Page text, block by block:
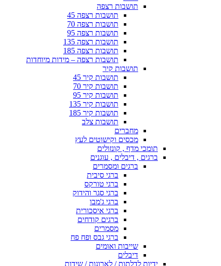
תושבות רצפה
תושבות רצפה 45
תושבות רצפה 70
תושבות רצפה 95
תושבות רצפה 135
תושבות רצפה 185
תושבות רצפה – מידות מיוחדות
תושבות קיר
תושבות קיר 45
תושבות קיר 70
תושבות קיר 95
תושבות קיר 135
תושבות קיר 185
תושבות צלב
מחברים
מכסים וקישוטים לעץ
תומכי מדף , קונזולים
ברגים , דיבלים , עוגנים
ברגים ומסמרים
ברגי סיבית
ברגי טורקס
ברגי סגר והידוק
ברגי ג'מבו
ברגי איסכורית
ברגים קודחים
מסמרים
ברגי גבס ופח פח
שייבות ואומים
דיבלים
ידיות לדלתות / לארונות / שידות